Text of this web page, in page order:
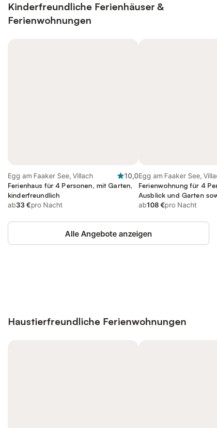
Kinderfreundliche Ferienhäuser &
Ferienwohnungen
Egg am Faaker See, Villach
10,0
Ferienhaus für 4 Personen, mit Garten,
kinderfreundlich
ab33 €pro Nacht
Egg am Faaker See,
Ferienwohnung für 4
Ausblick und Garten
Seeblick
ab108 €pro Nacht
Alle Angebote anzeigen
Haustierfreundliche Ferienwohnungen